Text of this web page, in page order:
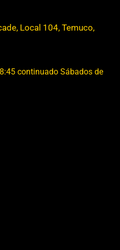
Local 104, Temuco,
continuado Sábados de